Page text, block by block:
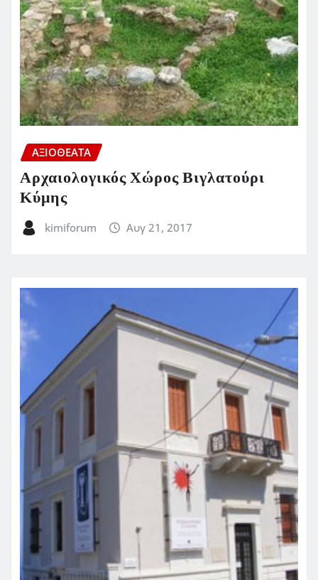
ΑΞΙΟΘΕΑΤΑ
Αρχαιολογικός Χώρος Βιγλατούρι
Κύμης
kimiforum Αυγ 21, 2017